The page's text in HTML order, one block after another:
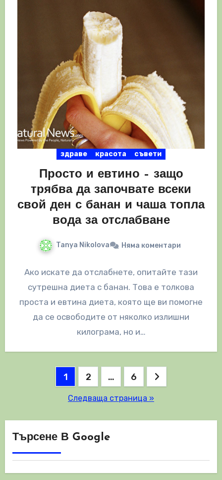
здраве красота съвети
Просто и евтино – защо
трябва да започвате всеки
свой ден с банан и чаша топла
вода за отслабване
Tanya Nikolova Няма коментари
Ако искате да отслабнете, опитайте тази
сутрешна диета с банан. Това е толкова
проста и евтина диета, която ще ви помогне
да се освободите от няколко излишни
килограма, но и…
Разделяне
публикациите
на
страници
1 2 … 6
Следваща страница »
Търсене В Google